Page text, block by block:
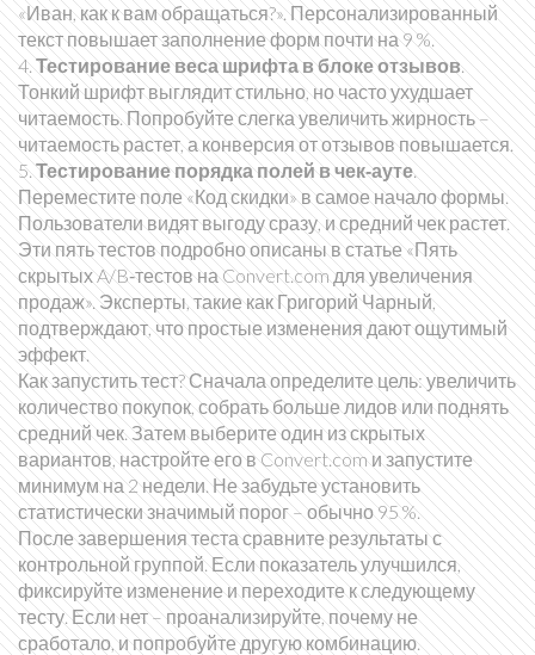
«Иван, как к вам обращаться?». Персонализированный
текст повышает заполнение форм почти на 9 %.
4.Тестирование веса шрифта в блоке отзывов.
Тонкий шрифт выглядит стильно, но часто ухудшает
читаемость. Попробуйте слегка увеличить жирность –
читаемость растет, а конверсия от отзывов повышается.
5.Тестирование порядка полей в чек‑ауте.
Переместите поле «Код скидки» в самое начало формы.
Пользователи видят выгоду сразу, и средний чек растет.
Эти пять тестов подробно описаны в статье «Пять
скрытых A/B‑тестов на Convert.com для увеличения
продаж». Эксперты, такие как Григорий Чарный,
подтверждают, что простые изменения дают ощутимый
эффект.
Как запустить тест? Сначала определите цель: увеличить
количество покупок, собрать больше лидов или поднять
средний чек. Затем выберите один из скрытых
вариантов, настройте его в Convert.com и запустите
минимум на 2 недели. Не забудьте установить
статистически значимый порог – обычно 95 %.
После завершения теста сравните результаты с
контрольной группой. Если показатель улучшился,
фиксируйте изменение и переходите к следующему
тесту. Если нет – проанализируйте, почему не
сработало, и попробуйте другую комбинацию.